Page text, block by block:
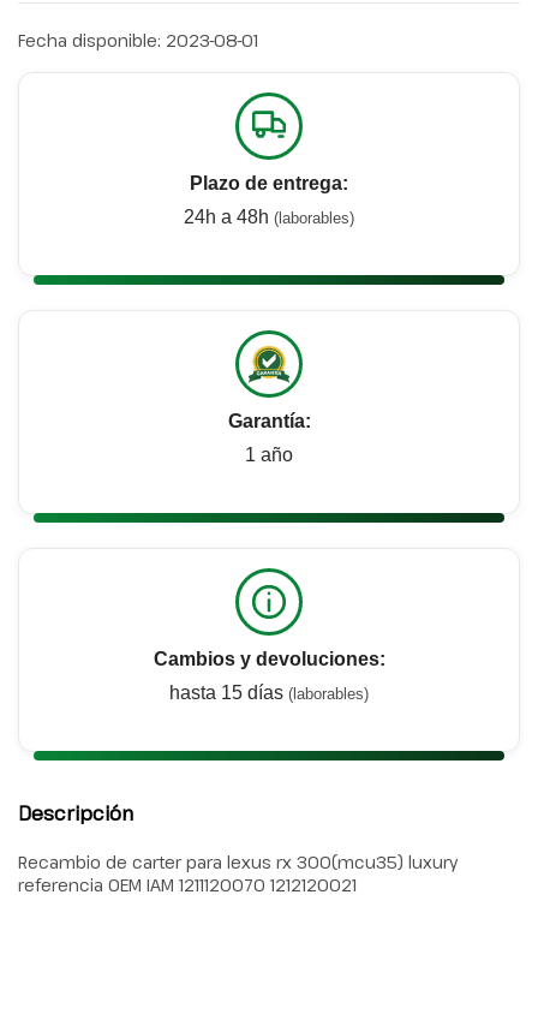
Fecha disponible: 2023-08-01
Plazo de entrega:
24h a 48h (laborables)
Garantía:
1 año
Cambios y devoluciones:
hasta 15 días (laborables)
Descripción
Recambio de carter para lexus rx 300(mcu35) luxury
referencia OEM IAM 1211120070 1212120021